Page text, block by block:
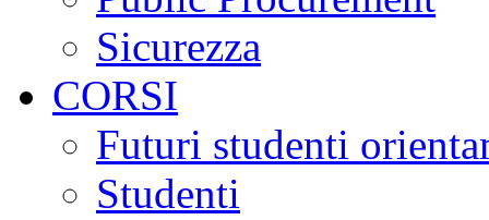
Sicurezza
CORSI
Futuri studenti
Studenti